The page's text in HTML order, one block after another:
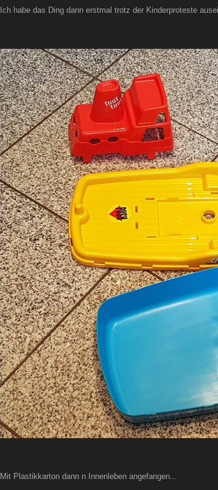
Ich habe das Ding dann erstmal trotz der Kinderproteste
Mit Plastikkarton dann n Innenleben angefangen...